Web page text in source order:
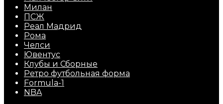
Милан
ПСЖ
Реал Мадрид
Рома
Челси
Ювентус
Клубы и Сборные
Ретро футбольная форма
Formula-1
NBA